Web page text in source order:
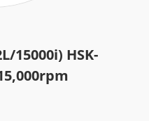
15000i) HSK-